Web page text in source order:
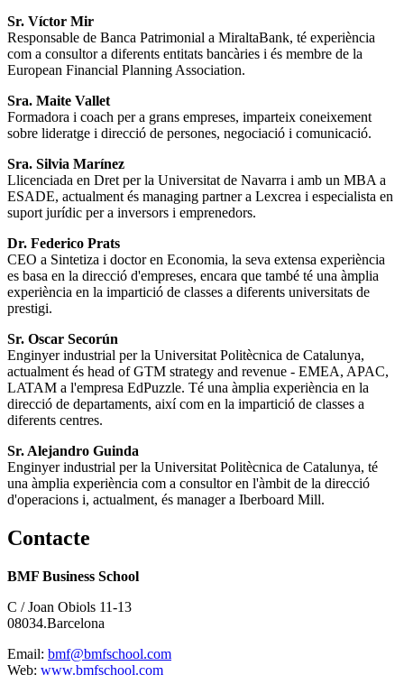
Sr. Víctor Mir
Responsable de Banca Patrimonial a MiraltaBank, té experiència
com a consultor a diferents entitats bancàries i és membre de la
European Financial Planning Association.
Sra. Maite Vallet
Formadora i coach per a grans empreses, imparteix coneixement
sobre lideratge i direcció de persones, negociació i comunicació.
Sra. Silvia Marínez
Llicenciada en Dret per la Universitat de Navarra i amb un MBA a
ESADE, actualment és managing partner a Lexcrea i especialista en
suport jurídic per a inversors i emprenedors.
Dr. Federico Prats
CEO a Sintetiza i doctor en Economia, la seva extensa experiència
es basa en la direcció d'empreses, encara que també té una àmplia
experiència en la impartició de classes a diferents universitats de
prestigi.
Sr. Oscar Secorún
Enginyer industrial per la Universitat Politècnica de Catalunya,
actualment és head of GTM strategy and revenue - EMEA, APAC,
LATAM a l'empresa EdPuzzle. Té una àmplia experiència en la
direcció de departaments, així com en la impartició de classes a
diferents centres.
Sr. Alejandro Guinda
Enginyer industrial per la Universitat Politècnica de Catalunya, té
una àmplia experiència com a consultor en l'àmbit de la direcció
d'operacions i, actualment, és manager a Iberboard Mill.
Contacte
BMF Business School
C / Joan Obiols 11-13
08034.Barcelona
Email: bmf@bmfschool.com
Web: www.bmfschool.com